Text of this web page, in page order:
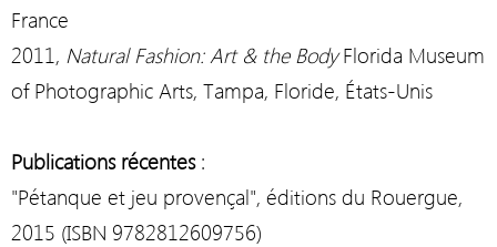
France
2011, Natural Fashion: Art & the Body Florida Museum
of Photographic Arts, Tampa, Floride, États-Unis
Publications récentes:
"Pétanque et jeu provençal", éditions du Rouergue,
2015 (ISBN 9782812609756)